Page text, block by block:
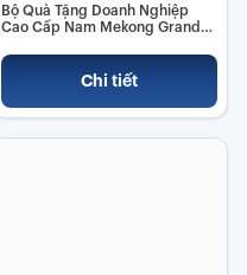
Bộ Quà Tặng Doanh Nghiệp
Cao Cấp Nam Mekong Grand
Chi tiết